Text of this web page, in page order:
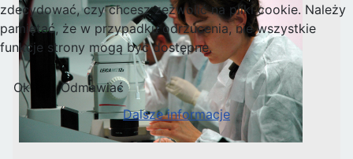
zdecydować, czy chcesz zezwolić na pliki cookie. Należy
pamiętać, że w przypadku odrzucenia, nie wszystkie
funkcje strony mogą być dostępne.
Ok
Odmawiać
Dalsze informacje